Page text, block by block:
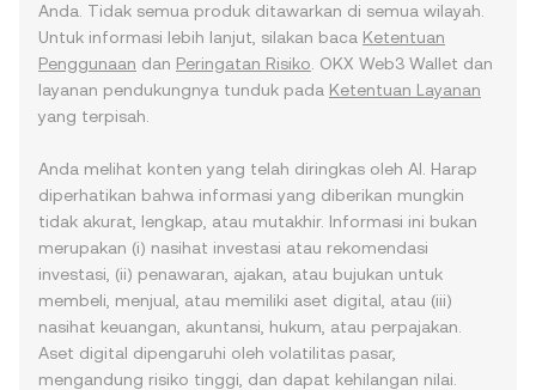
Anda. Tidak semua produk ditawarkan di semua wilayah.
Untuk informasi lebih lanjut, silakan baca Ketentuan
Penggunaan dan Peringatan Risiko . OKX Web3 Wallet dan
layanan pendukungnya tunduk pada Ketentuan Layanan
yang terpisah.
Anda melihat konten yang telah diringkas oleh AI. Harap
diperhatikan bahwa informasi yang diberikan mungkin
tidak akurat, lengkap, atau mutakhir. Informasi ini bukan
merupakan (i) nasihat investasi atau rekomendasi
investasi, (ii) penawaran, ajakan, atau bujukan untuk
membeli, menjual, atau memiliki aset digital, atau (iii)
nasihat keuangan, akuntansi, hukum, atau perpajakan.
Aset digital dipengaruhi oleh volatilitas pasar,
mengandung risiko tinggi, dan dapat kehilangan nilai.